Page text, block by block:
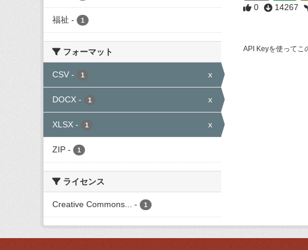
福祉 - 1
フォーマット
CSV - 1 x
DOCX - 1 x
XLSX - 1 x
ZIP - 1
ライセンス
Creative Commons... - 1
0 14267
API Keyを使ってこ